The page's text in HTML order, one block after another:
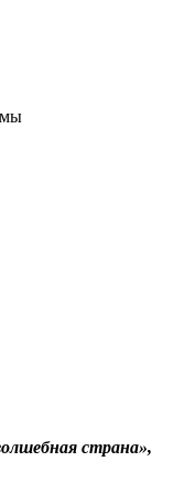
страна»,